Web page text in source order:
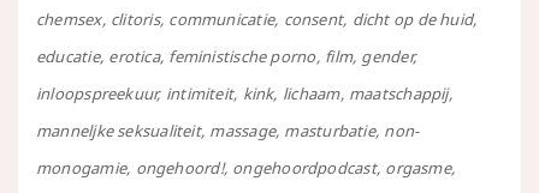
chemsex clitoris communicatie consent dicht op de huid
educatie erotica feministische porno film gender
inloopspreekuur intimiteit kink lichaam maatschappij
manneljke seksualiteit massage masturbatie non-
monogamie ongehoord! ongehoordpodcast orgasme